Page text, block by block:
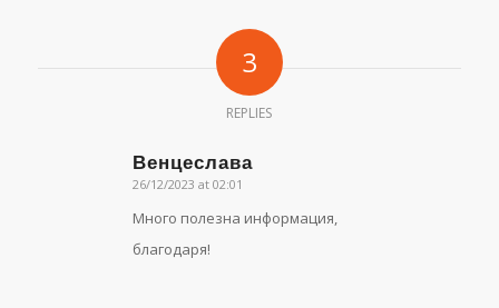
3
REPLIES
Венцеслава
says:
26/12/2023 at 02:01
Много полезна информация,
благодаря!